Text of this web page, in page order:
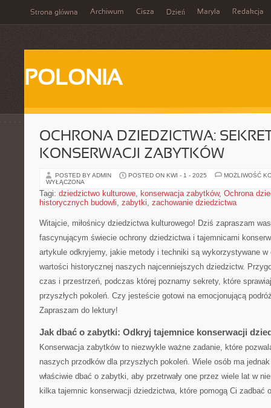
Strona główna Archiwum Cisza Dzień Maryla Redakcja
POLONIA
OCHRONA DZIEDZICTWA:
KONSERWACJI ZABYTKÓW
POSTED BY ADMIN POSTED ON KWI - 1 - 2025
MOŻLIWOŚĆ
WYŁĄCZONA
Tagi: dziedzictwo kulturowe, konserwacja zabytków, Ochrona
historycznych budowli, zabytki, zachowanie dziedzictwa
Witajcie, miłośnicy dziedzictwa kulturowego! Dziś zapraszam
fascynującym świecie ochrony dziedzictwa ⁤i ⁢tajemnicami
artykule odkryjemy, jakie metody i techniki są wykorzystywane w
wartości historycznej naszych najcenniejszych dziedzictw.
‍czas i przestrzeń, podczas której ⁢poznamy sekrety, które
przyszłych pokoleń. ‌Czy jesteście gotowi na emocjonującą
Zapraszam do lektury!
Jak dbać o zabytki: Odkryj tajemnice ‌konserwacji
Konserwacja zabytków to niezwykle ważne zadanie, które
naszych przodków dla‍ przyszłych pokoleń. Wiele osób ⁢ma
właściwie dbać ‍o zabytki, aby przetrwały ​one przez wiele lat w
kilka tajemnic konserwacji dziedzictwa, które pomogą Ci zadbać